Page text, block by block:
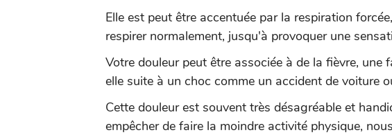
Elle est peut être accentuée par la respiration
respirer normalement, jusqu'à provoquer une
Votre douleur peut être associée à de la fièvre,
elle suite à un choc comme un accident de voiture
Cette douleur est souvent très désagréable et
empêcher de faire la moindre activité physique,